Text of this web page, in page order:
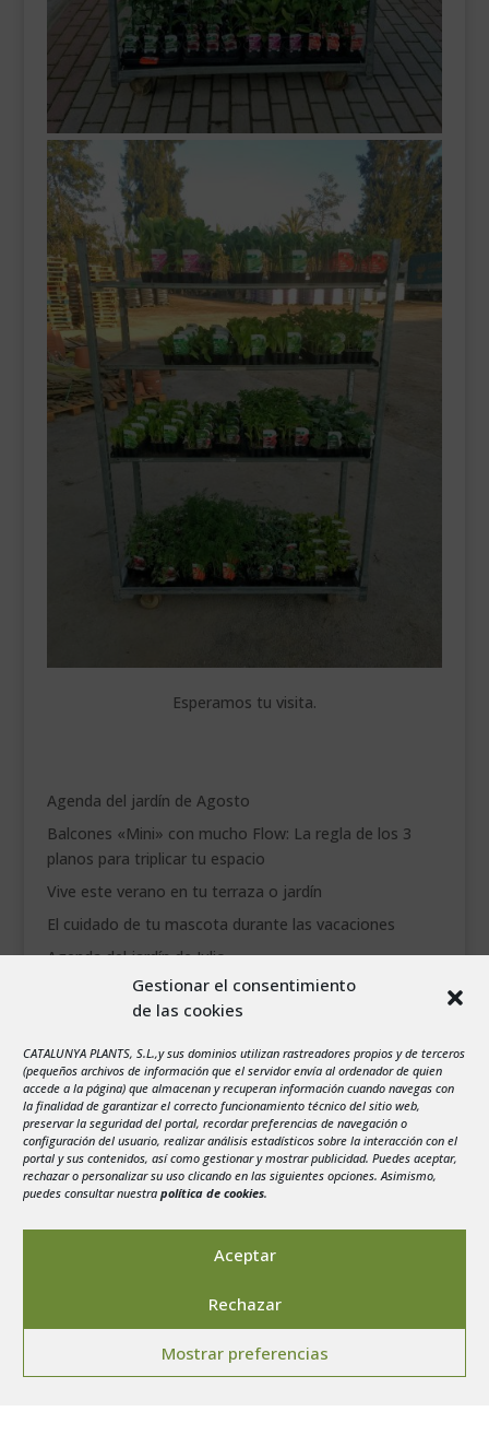
Gestionar el consentimiento
de las cookies
CATALUNYA PLANTS, S.L.,y sus dominios utilizan rastreadores propios y de terceros
(pequeños archivos de información que el servidor envía al ordenador de quien
accede a la página) que almacenan y recuperan información cuando navegas con
la finalidad de garantizar el correcto funcionamiento técnico del sitio web,
preservar la seguridad del portal, recordar preferencias de navegación o
configuración del usuario, realizar análisis estadísticos sobre la interacción con el
portal y sus contenidos, así como gestionar y mostrar publicidad. Puedes aceptar,
rechazar o personalizar su uso clicando en las siguientes opciones. Asimismo,
puedes consultar nuestra política de cookies.
Aceptar
Rechazar
Mostrar preferencias
Esperamos tu visita.
Agenda del jardín de Agosto
Balcones «Mini» con mucho Flow: La regla de los 3
planos para triplicar tu espacio
Vive este verano en tu terraza o jardín
El cuidado de tu mascota durante las vacaciones
Agenda del jardín de Julio
agosto 2026
1
2
3
4 5 6 7 8
9
10
11 12 13 14 15
16
17
18 19 20 21 22
23
24
25 26 27
31